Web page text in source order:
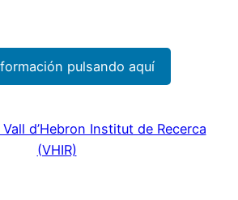
pulsando aquí
d’Hebron Institut de Recerca
(VHIR)